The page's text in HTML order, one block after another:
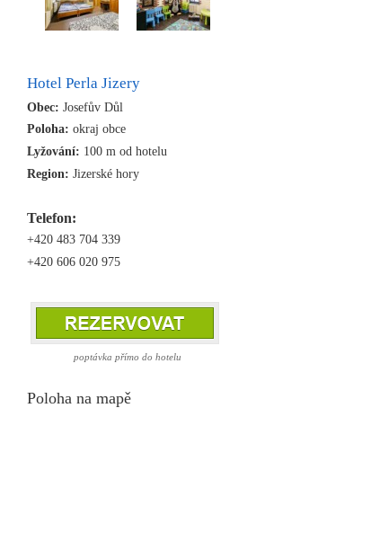
Hotel Perla Jizery
Obec: Josefův Důl
Poloha: okraj obce
Lyžování: 100 m od hotelu
Region: Jizerské hory
Telefon:
+420 483 704 339
+420 606 020 975
poptávka přímo do hotelu
Poloha na mapě